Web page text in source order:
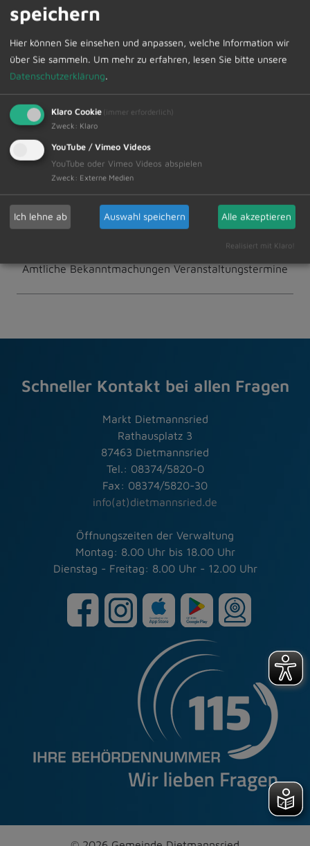
am Freitag, 19.06.2026 den Kidstreff on Tour an. An
in Dietmannsried unterwegs.
Zur Übersicht
29.05.2026
Amtliche Bekanntmachungen Veranstaltungstermine
Schneller Kontakt bei allen Fragen
Markt Dietmannsried
Rathausplatz 3
87463 Dietmannsried
Tel.: 08374/5820-0
Fax: 08374/5820-30
info(at)dietmannsried.de
Öffnungszeiten der Verwaltung
Montag: 8.00 Uhr bis 18.00 Uhr
Dienstag - Freitag: 8.00 Uhr - 12.00 Uhr
speichern
Hier können Sie einsehen und anpassen, welche Information wir
über Sie sammeln. Um mehr zu erfahren, lesen Sie bitte unsere
Datenschutzerklärung.
Klaro Cookie (immer erforderlich)
Zweck : Klaro
YouTube / Vimeo Videos
YouTube oder Vimeo Videos abspielen
Zweck : Externe Medien
Ich lehne ab Auswahl speichern Alle akzeptieren
Realisiert mit Klaro!